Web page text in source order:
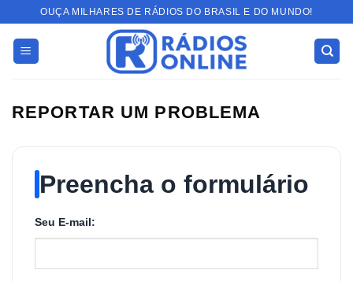
content
OUÇA MILHARES DE RÁDIOS DO BRASIL E DO MUNDO!
REPORTAR UM PROBLEMA
Preencha o formulário
Seu E-mail: